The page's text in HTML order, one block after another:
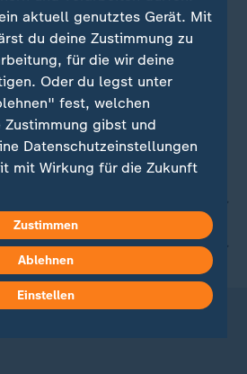
aktuell genutztes Gerät. Mit
du deine Zustimmung zu
für die wir deine
Oder du legst unter
fest, welchen
Zustimmung gibst und
Datenschutzeinstellungen
mit Wirkung für die Zukunft
Impressum.
findest du in unserer
Zustimmen
Ablehnen
Einstellen